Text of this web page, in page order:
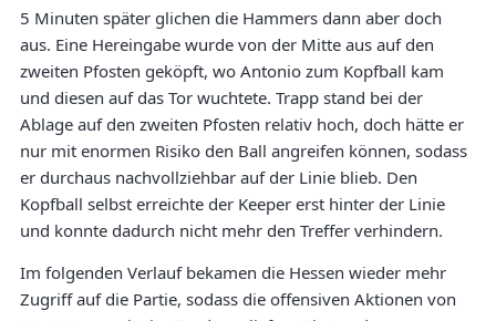
5 Minuten später glichen die Hammers dann aber doch
aus. Eine Hereingabe wurde von der Mitte aus auf den
zweiten Pfosten geköpft, wo Antonio zum Kopfball kam
und diesen auf das Tor wuchtete. Trapp stand bei der
Ablage auf den zweiten Pfosten relativ hoch, doch hätte er
nur mit enormen Risiko den Ball angreifen können, sodass
er durchaus nachvollziehbar auf der Linie blieb. Den
Kopfball selbst erreichte der Keeper erst hinter der Linie
und konnte dadurch nicht mehr den Treffer verhindern.
Im folgenden Verlauf bekamen die Hessen wieder mehr
Zugriff auf die Partie, sodass die offensiven Aktionen von